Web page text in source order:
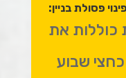
פסולת בניין:
כוללות את
שבוע